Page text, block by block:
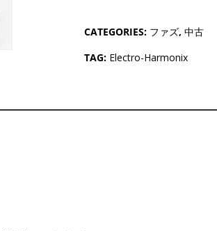
CATEGORIES: ファズ, 中古
TAG: Electro-Harmonix